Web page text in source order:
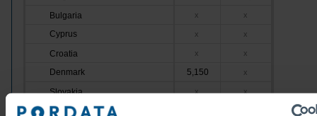
Bulgaria
x x
Cyprus x x
Croatia x x
Denmark 5,150 x
Slovakia x x
Slovenia